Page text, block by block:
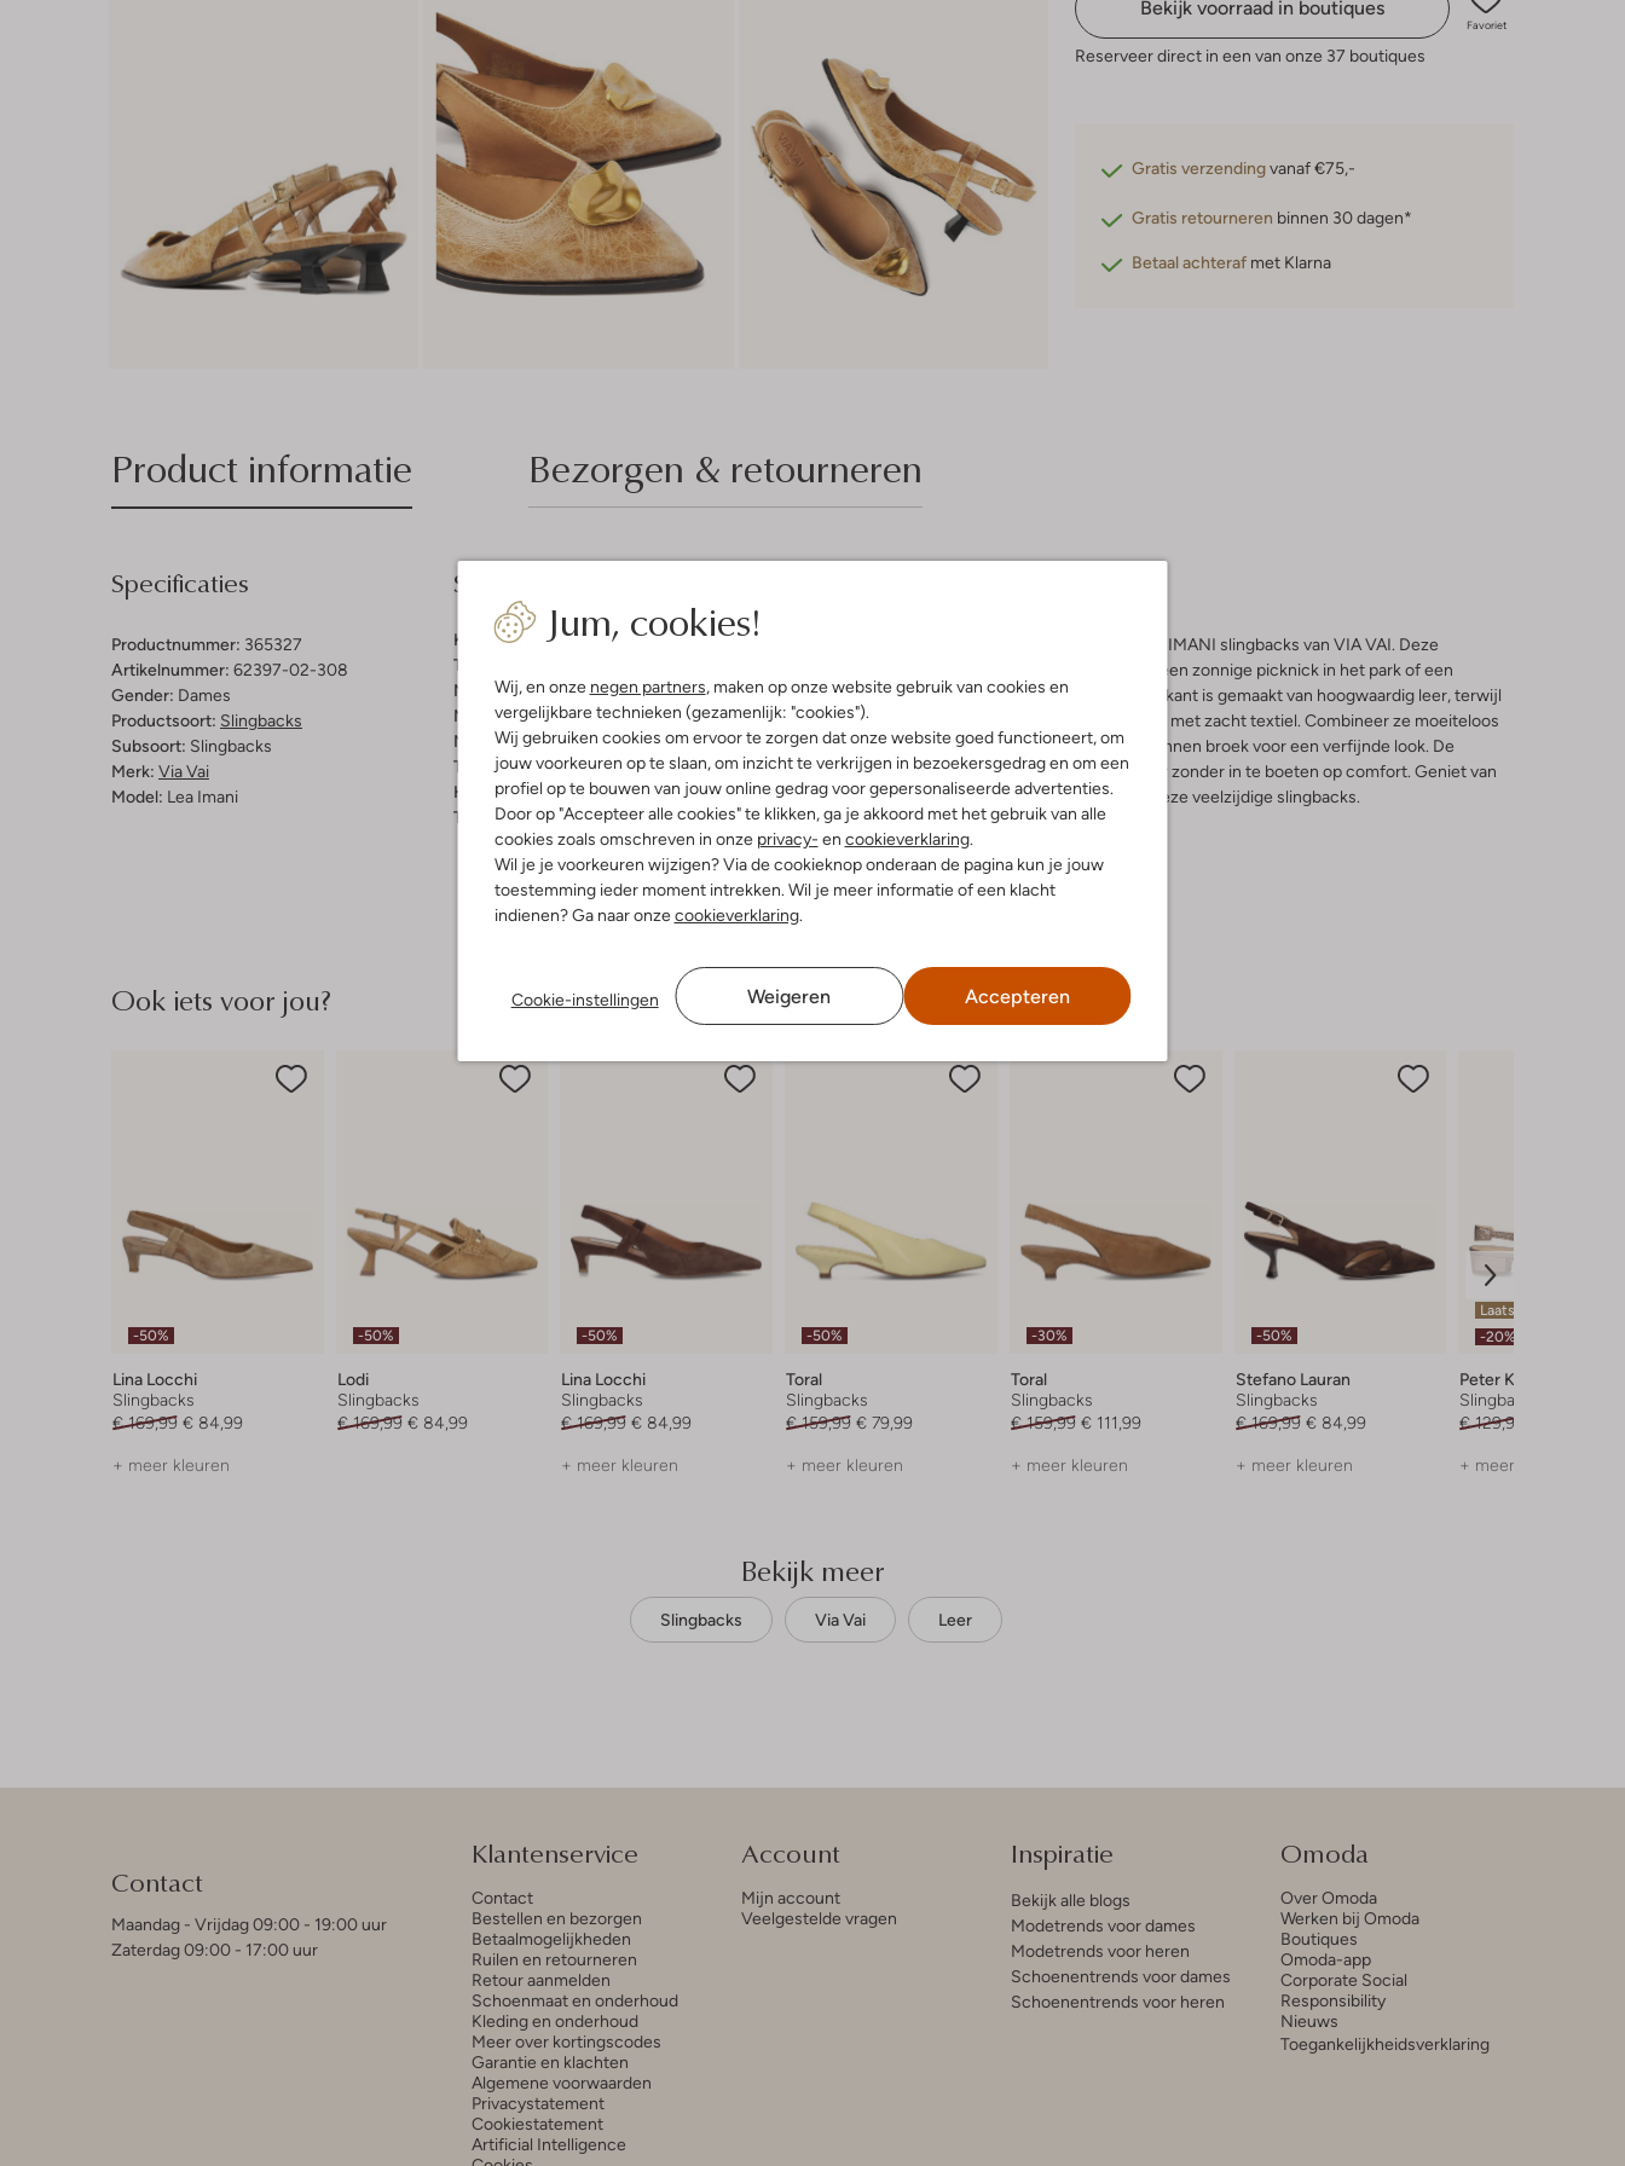
Jum, cookies!
Wij, en onze negen partners, maken op onze website gebruik van cookies en
vergelijkbare technieken (gezamenlijk: "cookies").
Wij gebruiken cookies om ervoor te zorgen dat onze website goed functioneert, om
jouw voorkeuren op te slaan, om inzicht te verkrijgen in bezoekersgedrag en om een
profiel op te bouwen van jouw online gedrag voor gepersonaliseerde advertenties.
Door op "Accepteer alle cookies" te klikken, ga je akkoord met het gebruik van alle
cookies zoals omschreven in onze privacy- en cookieverklaring.
Wil je je voorkeuren wijzigen? Via de cookieknop onderaan de pagina kun je jouw
toestemming ieder moment intrekken. Wil je meer informatie of een klacht
indienen? Ga naar onzecookieverklaring.
Cookie-instellingen Weigeren Accepteren
Bekijk voorraad in boutiques
Favoriet
Reserveer direct in een van onze 37 boutiques
Gratis verzendingvanaf €75,-
Gratis retourneren binnen 30 dagen*
Betaal achteraf met Klarna
Product informatie Bezorgen & retourneren
Specificaties
Productnummer: 365327
Artikelnummer: 62397-02-308
Gender: Dames
Productsoort: Slingbacks
Subsoort: Slingbacks
Merk: Via Vai
Model: Lea Imani
Samenstelling & Pasvorm
Kleur:Camel
Trends:
Materiaal buitenkant:Leer
Materiaal binnenkant:Leer
Materiaal zool:Rubber
Type sluiting:Gesp
Hakvorm: Blokhak
Type neus:Puntige Neus
Stap stijlvol de lente en zomer in met de LEA IMANI slingbacks van VIA VAI. Deze
cognackleurige schoenen zijn perfect voor een zonnige picknick in het park of een
ontspannen middag op een terras. De buitenkant is gemaakt van hoogwaardig leer, terwijl
de binnenkant je voeten comfortabel omhult met zacht textiel. Combineer ze moeiteloos
met een luchtige midi-jurk of een elegante linnen broek voor een verfijnde look. De
subtiele hak geeft je net dat beetje extra flair zonder in te boeten op comfort. Geniet van
de zon en voel je op en top vrouwelijk met deze veelzijdige slingbacks.
Ook iets voor jou?
-50%
Lina Locchi
Slingbacks
€ 169,99 € 84,99
+ meer kleuren
-50%
Lodi
Slingbacks
€ 169,99 € 84,99
-50%
Lina Locchi
Slingbacks
€ 169,99 € 84,99
+ meer kleuren
-50%
Toral
Slingbacks
€ 159,99 € 79,99
+ meer kleuren
-30%
Toral
Slingbacks
€ 159,99 € 111,99
+ meer kleuren
-50%
Stefano Lauran
Slingbacks
€ 169,99 € 84,99
+ meer kleuren
Laatste maten
-20%
Peter Kaiser
Slingbacks
€ 129,99
+ meer kleuren
Bekijk meer
Slingbacks Via Vai Leer
Contact
Maandag - Vrijdag 09:00 - 19:00 uur
Zaterdag 09:00 - 17:00 uur
Klantenservice
Contact
Bestellen en bezorgen
Betaalmogelijkheden
Ruilen en retourneren
Retour aanmelden
Schoenmaat en onderhoud
Kleding en onderhoud
Meer over kortingscodes
Garantie en klachten
Algemene voorwaarden
Privacystatement
Cookiestatement
Artificial Intelligence
Account
Mijn account
Veelgestelde vragen
Inspiratie
Bekijk alle blogs
Modetrends voor dames
Modetrends voor heren
Schoenentrends voor dames
Schoenentrends voor heren
Omoda
Over Omoda
Werken bij Omoda
Boutiques
Omoda-app
Corporate Social
Responsibility
Nieuws
Toegankelijkheidsverklaring